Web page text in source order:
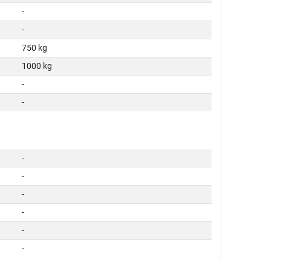
-
-
750 kg
1000 kg
-
-
-
-
-
-
-
-